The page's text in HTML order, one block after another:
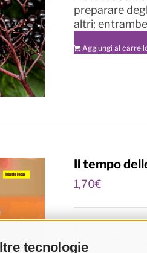
tecnologie
preparare
altri;
Aggiungi al
Il tempo
1,70€
non solo